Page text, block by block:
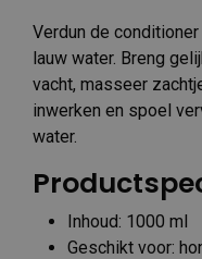
Verdun de
lauw water. Breng
vacht, masseer
inwerken en spoel
water.
Inhoud: 1000 ml
Geschikt voor: